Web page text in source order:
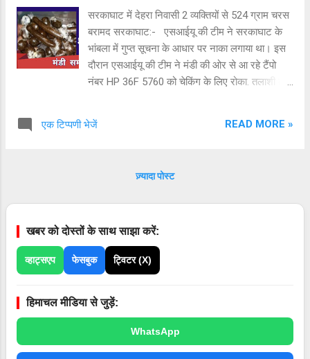
दूर होने से कोल्ड स्टोर, फसल ग्रेडिंग सिस्टम, आटा मिल
आदि कार्यों में आयात-निर्यात, मार्केटिंग व बिक्री की समस्या
थी। उन्होंने ऐसा कार्य करने का सोचा जो इस क्षेत्र में बिना
दिक्कत के स्थापित हो सके। ऐसे में सोलर प्लांट का
प्रस्ताव प्रबंधन समिति के सामने रखा। पितांबर लाल न...
सरकाघाट में देहरा निवासी 2 व्यक्तियों से 524 ग्राम चरस
बरामद सरकाघाट:- एसआईयू की टीम ने सरकाघाट के
भांबला में गुप्त सूचना के आधार पर नाका लगाया था। इस
दौरान एसआईयू की टीम ने मंडी की ओर से आ रहे टैंपो
नंबर HP 36F 5760 को चेकिंग के लिए रोका. तलाशी लेने
रणबीर सिंह और राकेश कुमार निवासी देहरा जिला कांगड़ा
साक्षी वर्मा ने मामले की पुष्टि की है। आगामी जांच जारी है।
एक टिप्पणी भेजें READ MORE »
ज़्यादा पोस्ट
खबर को दोस्तों के साथ साझा करें:
व्हाट्सएप फेसबुक ट्विटर (X)
हिमाचल मीडिया से जुड़ें:
WhatsApp